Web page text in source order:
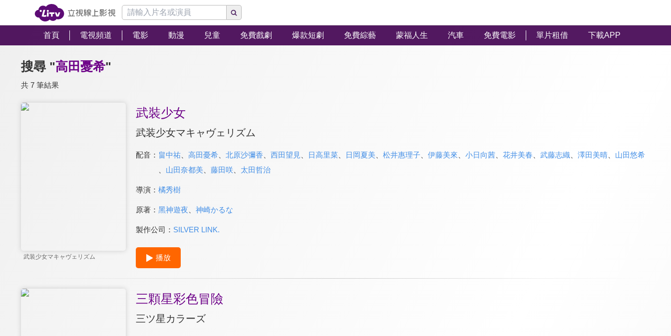
首頁 電視頻道 電影 動漫 兒童 免費戲劇 爆款短劇 免費綜藝 蒙福人生 汽車 免費電影 單片租借 下載APP
搜尋 "高田憂希"
共 7 筆結果
武装少女マキャヴェリズム
武裝少女
武装少女マキャヴェリズム
配音： 畠中祐、 高田憂希、 北原沙彌香 西田望見 日高里菜、 日岡夏美 松井惠理子、 伊藤美來 小日向茜、 花井美春 武藤志織、 澤田美晴、 山田悠希
山田奈都美 藤田咲 太田哲治
導演： 橘秀樹
原著： 黑神遊夜 神崎かるな
製作公司： SILVER LINK.
播放
三顆星彩色冒險
三ツ星カラーズ